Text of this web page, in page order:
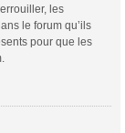
les
le forum qu’ils
pour que les